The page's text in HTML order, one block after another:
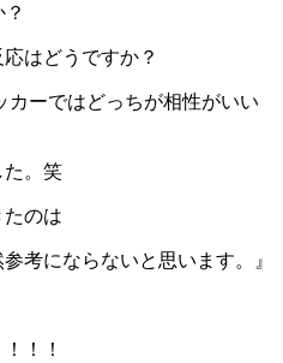
はどうですか？
カーではどっちが相性がいい
た。笑
のは
考にならないと思います。』
！！